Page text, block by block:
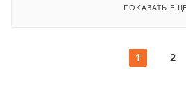
ПОКАЗАТЬ ЕЩЕ
1 2